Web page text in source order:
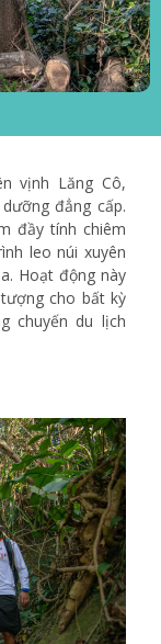
vịnh Lăng Cô,
đẳng cấp.
đầy tính chiêm
leo núi xuyên
Hoạt động này
cho bất kỳ
chuyến du lịch